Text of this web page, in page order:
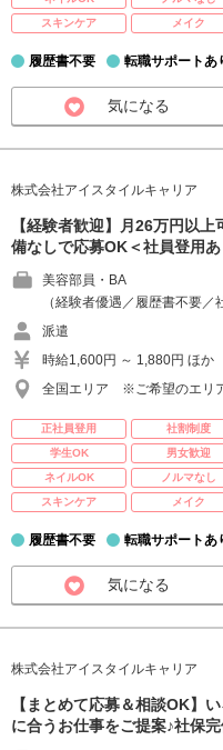
スキンケア
メイク
履歴書不要 転職サポートあ
気になる
株式会社アイスタイルキャリア
【経験者歓迎】月26万円以
備なしで応募OK＜社員登用あ
美容部員・BA
（経験者優遇／履歴書不要
派遣
時給1,600円 ～ 1,880円 ほか
全国エリア ※ご希望のエリ
正社員登用 社割制度
学生OK
男女歓迎
ネイルOK
ノルマなし
スキンケア
メイク
履歴書不要 転職サポートあ
気になる
株式会社アイスタイルキャリア
【まとめて応募＆相談OK】
に合うお仕事をご提案♪社保